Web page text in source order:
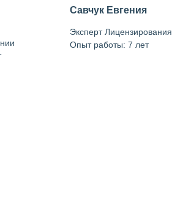
Савчук Евгения
Эксперт Лицензирования
Опыт работы: 7 лет